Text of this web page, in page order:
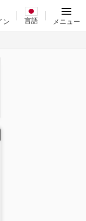
ン 言語 メニュー